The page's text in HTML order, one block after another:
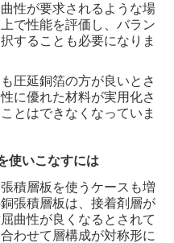
性が要求されるような場
で性能を評価し、バラン
することも必要になりま
圧延銅箔の方が良いとさ
に優れた材料が実用化さ
とはできなくなっていま
使いこなすには
積層板を使うケースも増
張積層板は、接着剤層が
曲性が良くなるとされて
わせて層構成が対称形に